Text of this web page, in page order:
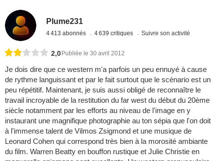
Plume231
4 413 abonnés 4 639 critiques Suivre son activité
2,0 Publiée le 30 avril 2012
Je dois dire que ce western m'a parfois un peu ennuyé à cause
de rythme languissant et par le fait surtout que le scénario est un
peu répétitif. Maintenant, je suis aussi obligé de reconnaître le
travail incroyable de la restitution du far west du début du 20ème
siècle notamment par les efforts au niveau de l'image en y
instaurant une magnifique photographie au ton sépia que l'on doit
à l'immense talent de Vilmos Zsigmond et une musique de
Leonard Cohen qui correspond très bien à la morosité ambiante
du film. Warren Beatty en bouffon rustique et Julie Christie en